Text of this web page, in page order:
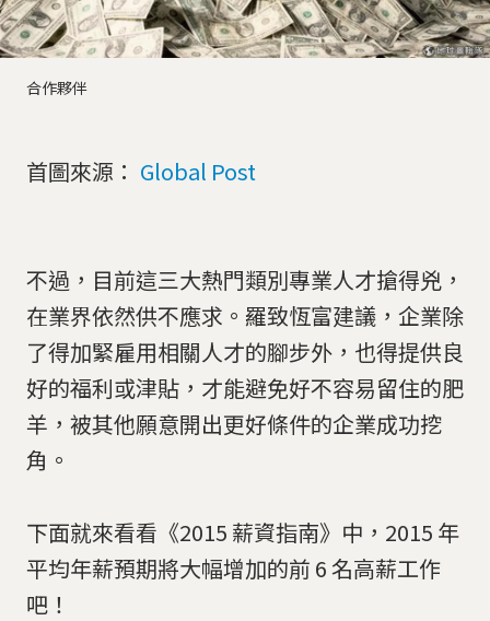
合作夥伴
首圖來源： Global Post
不過，目前這三大熱門類別專業人才搶得兇，
在業界依然供不應求。羅致恆富建議，企業除
了得加緊雇用相關人才的腳步外，也得提供良
好的福利或津貼，才能避免好不容易留住的肥
羊，被其他願意開出更好條件的企業成功挖
角。
下面就來看看《2015 薪資指南》中，2015 年
平均年薪預期將大幅增加的前 6 名高薪工作
吧！